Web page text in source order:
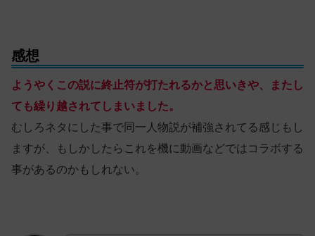
感想
ようやくこの説に終止符が打たれるかと思いきや、またし
ても繰り越されてしまいました。
むしろネタにした事で同一人物説が補強されてる感じもし
ますが、もしかしたらこれを機に動画などではコラボする
事があるのかもしれない。